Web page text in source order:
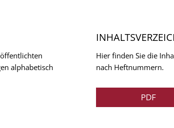
alphabetisch
Hier finden Sie die
nach Heftnummern.
PDF